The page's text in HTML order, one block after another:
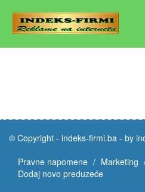
© Copyright - indeks-firmi.ba - by
Pravne napomene
Marketing
Dodaj novo preduzeće